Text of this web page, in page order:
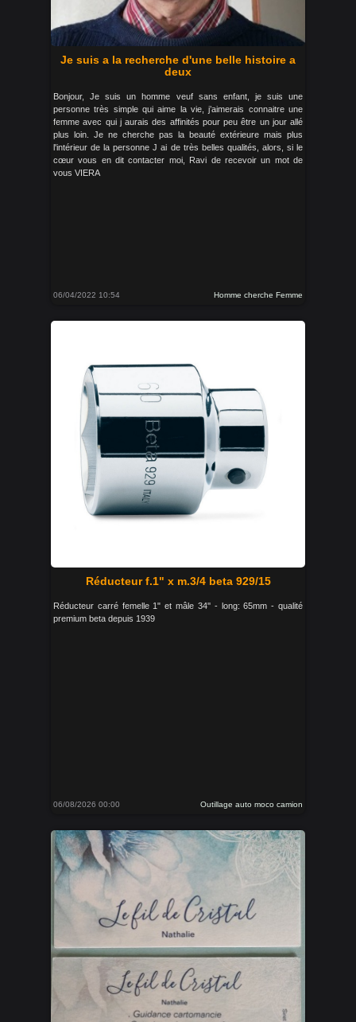
Je suis a la recherche d'une belle histoire a
deux
Bonjour, Je suis un homme veuf sans enfant, je suis une
personne très simple qui aime la vie, j’aimerais connaitre une
femme avec qui j aurais des affinités pour peu être un jour allé
plus loin. Je ne cherche pas la beauté extérieure mais plus
l'intérieur de la personne J ai de très belles qualités, alors, si le
cœur vous en dit contacter moi, Ravi de recevoir un mot de
vous VIERA
06/04/2022 10:54 Homme cherche Femme
Réducteur f.1" x m.3/4 beta 929/15
Réducteur carré femelle 1" et mâle 34'' - long: 65mm - qualité
premium beta depuis 1939
06/08/2026 00:00 Outillage auto moco camion